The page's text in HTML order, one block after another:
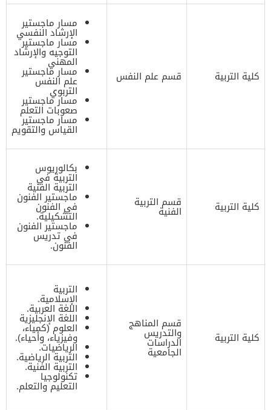
كلية التربية قسم علم النفس
مسار ماجستير
الإرشاد النفسي
مسار ماجستير
التوجيه والإرشاد
المهني
مسار ماجستير
علم النفس
التربوي
مسار ماجستير
صعوبات التعلم
مسار ماجستير
القياس والتقويم
كلية التربية قسم التربية
الفنية
بكالوريوس
التربية في
التربية الفنية
ماجستير الفنون
في الفنون
التشكيلية.
ماجستير الفنون
في تدريس
الفنون.
كلية التربية
قسم المناهج
والتدريس
الدراسات
الجامعية
التربية
الإسلامية.
اللغة العربية.
اللغة الإنجليزية
العلوم (كمياء،
وفيزياء، وأحياء).
الرياضيات.
التربية الرياضية.
التربية الفنية.
تكنولوجيا
التعليم والتعلم.